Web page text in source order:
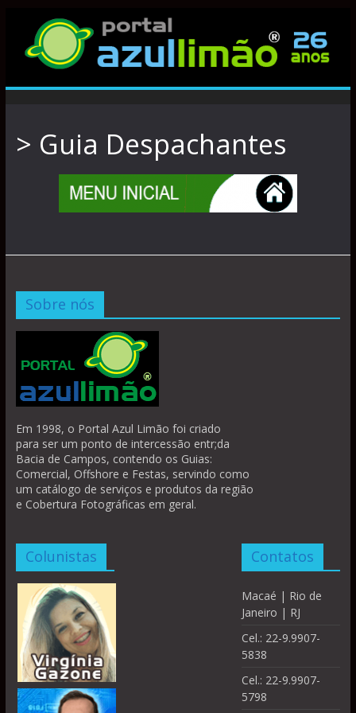
> Guia Despachantes
Sobre nós
Em 1998, o Portal Azul Limão foi criado
para ser um ponto de intercessão entr;da
Bacia de Campos, contendo os Guias:
Comercial, Offshore e Festas, servindo como
um catálogo de serviços e produtos da região
e Cobertura Fotográficas em geral.
Colunistas Contatos
Macaé | Rio de
Janeiro | RJ
Cel.: 22-9.9907-
5838
Cel.: 22-9.9907-
5798